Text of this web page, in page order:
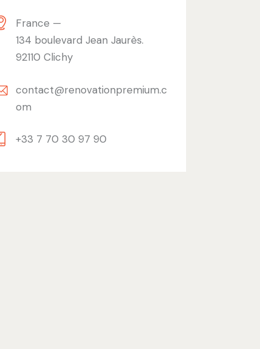
France —
134 boulevard Jean Jaurès.
92110 Clichy
contact@renovationpremium.c
om
+33 7 70 30 97 90